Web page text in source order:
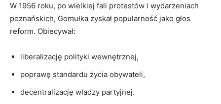
W 1956 roku, po wielkiej fali protestów i wydarzeniach
poznańskich, Gomułka zyskał popularność jako głos
reform. Obiecywał:
liberalizację polityki wewnętrznej,
poprawę standardu życia obywateli,
decentralizację władzy partyjnej.